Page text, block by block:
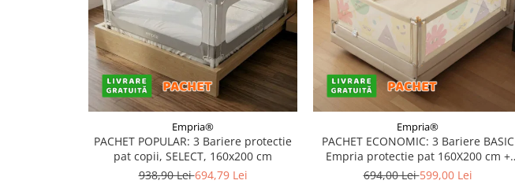
Accesorii bebelusi / nou-nascuti
Perne si saltele bebelusi
Diversificare bebelusi
Baia bebelusului
Jucarii copii si jocuri educativeEmpria®
PACHET POPULAR: 3 Bariere protectie
pat copii, SELECT, 160x200 cm
938,90 Lei694,79 Lei
Empria®
PACHET ECONOMIC: 3 Bariere BASIC
Empria protectie pat 160X200 cm +
bara stabilizatoare
694,00 Lei599,00 Lei